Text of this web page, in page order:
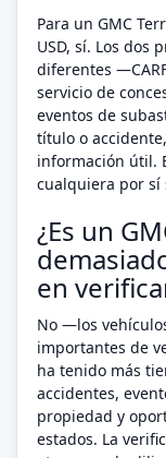
Para un GMC
USD, sí. Los dos
diferentes
servicio de
eventos de
título o
información útil.
cualquiera por sí
¿Es un
en
No —los
importantes de
ha tenido más
accidentes,
propiedad y
estados. La